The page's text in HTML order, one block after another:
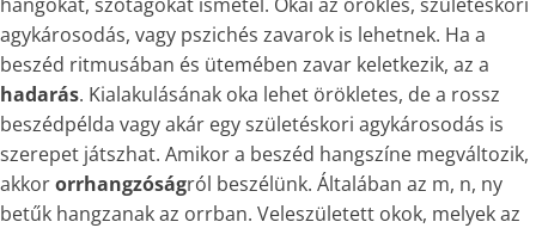
agykárosodás, vagy pszichés zavarok is lehetnek. Ha a
beszéd ritmusában és ütemében zavar keletkezik, az a
hadarás. Kialakulásának oka lehet örökletes, de a rossz
beszédpélda vagy akár egy születéskori agykárosodás is
szerepet játszhat. Amikor a beszéd hangszíne megváltozik,
akkororrhangzóságról beszélünk. Általában az m, n, ny
betűk hangzanak az orrban. Veleszületett okok, melyek az